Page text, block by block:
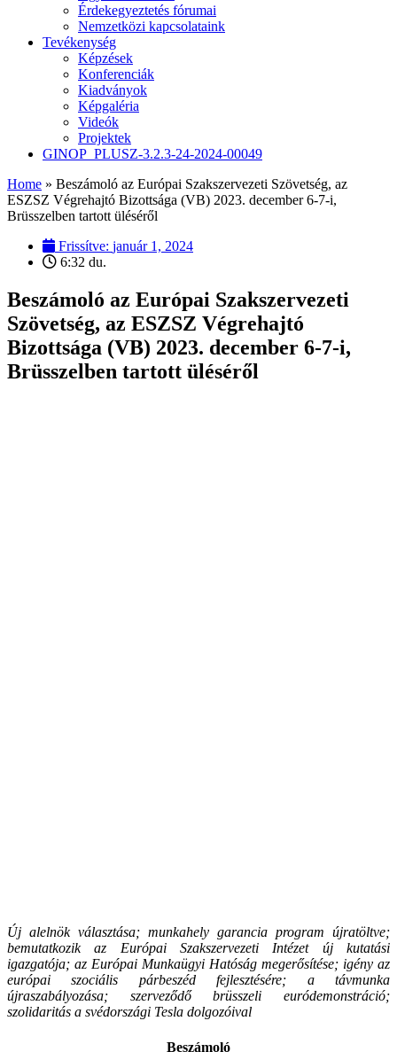
Érdekegyeztetés fórumai
Nemzetközi kapcsolataink
Tevékenység
Képzések
Konferenciák
Kiadványok
Képgaléria
Videók
Projektek
GINOP_PLUSZ-3.2.3-24-2024-00049
Home » Beszámoló az Európai Szakszervezeti Szövetség, az
ESZSZ Végrehajtó Bizottsága (VB) 2023. december 6-7-i,
Brüsszelben tartott üléséről
Frissítve: január 1, 2024
6:32 du.
Beszámoló az Európai Szakszervezeti
Szövetség, az ESZSZ Végrehajtó
Bizottsága (VB) 2023. december 6-7-i,
Brüsszelben tartott üléséről
Új alelnök választása; munkahely garancia program újratöltve;
bemutatkozik az Európai Szakszervezeti Intézet új kutatási
igazgatója; az Európai Munkaügyi Hatóság megerősítése; igény az
európai szociális párbeszéd fejlesztésére; a távmunka
újraszabályozása; szerveződő brüsszeli euródemonstráció;
szolidaritás a svédországi Tesla dolgozóival
Beszámoló